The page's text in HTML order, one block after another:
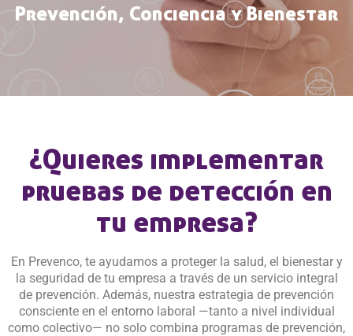
Prevención, Conciencia y Bienestar
¿Quieres implementar
pruebas de detección en
tu empresa?
En Prevenco, te ayudamos a proteger la salud, el bienestar y
la seguridad de tu empresa a través de un servicio integral
de prevención. Además, nuestra estrategia de prevención
consciente en el entorno laboral —tanto a nivel individual
como colectivo— no solo combina programas de prevención,